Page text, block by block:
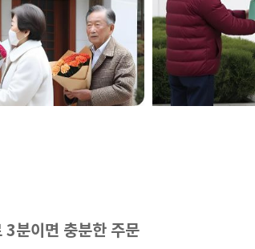
3분이면 충분한 주문